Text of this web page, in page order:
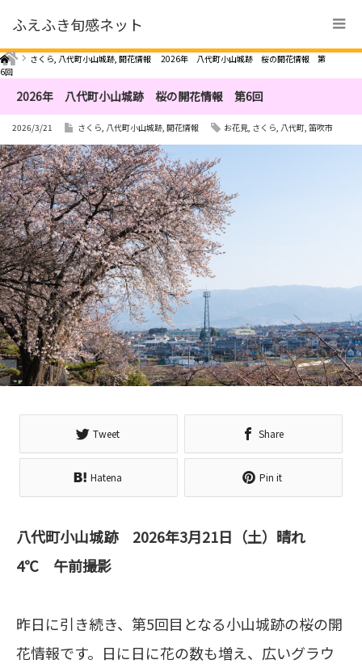
ふえふき旬感ネット
Home さくら, 八代町小山城跡, 開花情報
2026年 八代町小山城跡 桜の開花情報 第
6回
2026年 八代町小山城跡 桜の開花情報 第6回
2026/3/21 さくら, 八代町小山城跡, 開花情報 お花見, さくら, 八代町, 笛吹市
Tweet Share
Hatena Pin it
八代町小山城跡 2026年3月21日（土）晴れ
4℃ 午前撮影
昨日に引き続き、第5回目となる小山城跡の桜の開
花情報です。日に日に花の数も増え、広いグラウ